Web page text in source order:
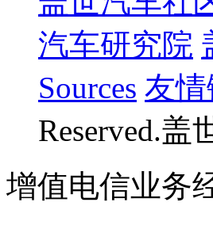
汽车研究院
Sources 友
Reserved.盖
增值电信业务